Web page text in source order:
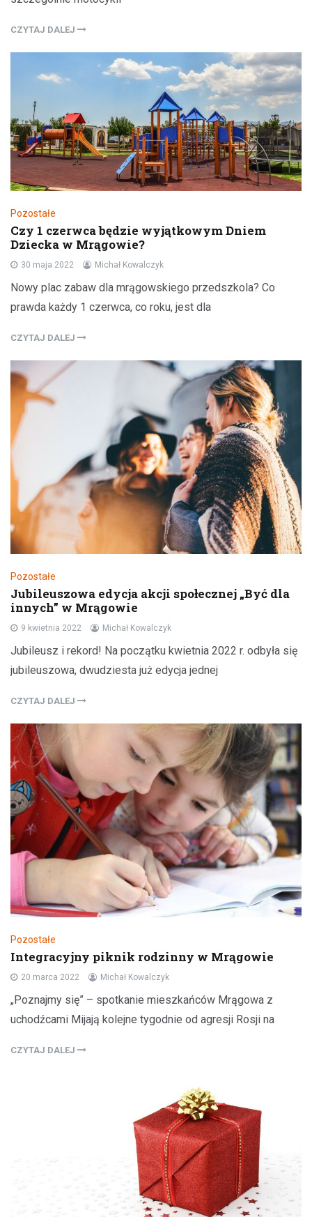
CZYTAJ DALEJ
Pozostałe
Czy 1 czerwca będzie wyjątkowym Dniem
Dziecka w Mrągowie?
30 maja 2022 Michał Kowalczyk
Nowy plac zabaw dla mrągowskiego przedszkola? Co
prawda każdy 1 czerwca, co roku, jest dla
CZYTAJ DALEJ
Pozostałe
Jubileuszowa edycja akcji społecznej „Być dla
innych” w Mrągowie
9 kwietnia 2022 Michał Kowalczyk
Jubileusz i rekord! Na początku kwietnia 2022 r. odbyła się
jubileuszowa, dwudziesta już edycja jednej
CZYTAJ DALEJ
Pozostałe
Integracyjny piknik rodzinny w Mrągowie
20 marca 2022 Michał Kowalczyk
„Poznajmy się” – spotkanie mieszkańców Mrągowa z
uchodźcami Mijają kolejne tygodnie od agresji Rosji na
CZYTAJ DALEJ